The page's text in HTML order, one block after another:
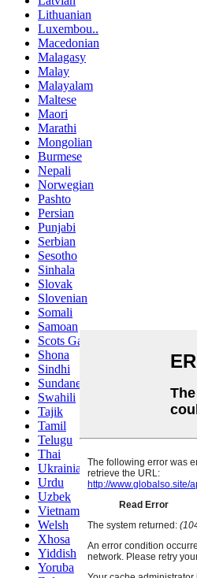
Lithuanian
Luxembou..
Macedonian
Malagasy
Malay
Malayalam
Maltese
Maori
Marathi
Mongolian
Burmese
Nepali
Norwegian
Pashto
Persian
Punjabi
Serbian
Sesotho
Sinhala
Slovak
Slovenian
Somali
Samoan
Scots Gaelic
Shona
Sindhi
Sundanese
Swahili
Tajik
Tamil
Telugu
Thai
Ukrainian
Urdu
Uzbek
Vietnamese
Welsh
Xhosa
Yiddish
Yoruba